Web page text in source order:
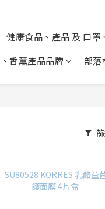
健康食品、產品 及 口罩
香薰產品品牌 部落